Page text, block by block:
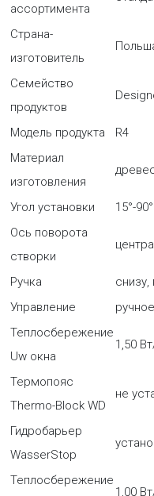
ассортимента
Страна-
изготовитель
Семейство
продуктов
Модель продукта
R4
Материал
изготовления
Угол установки
15°-90°
Ось поворота
створки
Ручка
Управление
ручное
Теплосбережение
Uw окна
1,50
Термопояс
Thermo-Block WD
не
Гидробарьер
WasserStop
Теплосбережение
1,00